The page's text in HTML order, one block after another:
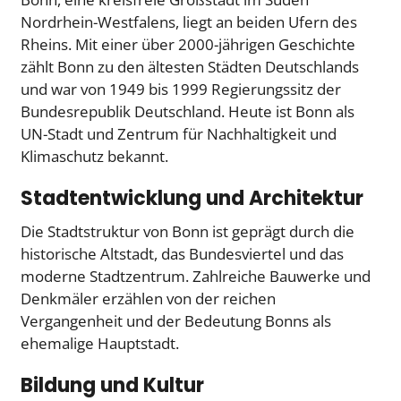
Nordrhein-Westfalens, liegt an beiden Ufern des
Rheins. Mit einer über 2000-jährigen Geschichte
zählt Bonn zu den ältesten Städten Deutschlands
und war von 1949 bis 1999 Regierungssitz der
Bundesrepublik Deutschland. Heute ist Bonn als
UN-Stadt und Zentrum für Nachhaltigkeit und
Klimaschutz bekannt.
Stadtentwicklung und Architektur
Die Stadtstruktur von Bonn ist geprägt durch die
historische Altstadt, das Bundesviertel und das
moderne Stadtzentrum. Zahlreiche Bauwerke und
Denkmäler erzählen von der reichen
Vergangenheit und der Bedeutung Bonns als
ehemalige Hauptstadt.
Bildung und Kultur